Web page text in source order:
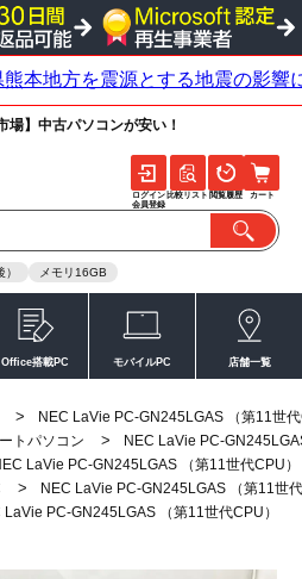
】中古パソコンが安い！
メモリ16GB
ログイン
会員登録
比較リスト 閲覧履歴 カート
Office搭載PC モバイルPC 店舗一覧
>
NEC LaVie PC-GN245LGAS （第11世
トパソコン >
NEC LaVie PC-
LaVie PC-GN245LGAS （第11世代CPU）
>
NEC LaVie PC-GN245LGAS （第11世
LaVie PC-GN245LGAS （第11世代CPU）